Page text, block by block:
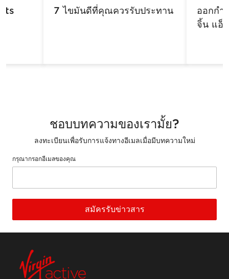
7 ไขมันดีที่คุณควรรับประทาน
ออกกำ
จิ้น แอ็
ชอบบทความของเรามั้ย?
ลงทะเบียนเพื่อรับการแจ้งทางอีเมลเมื่อมีบทความใหม่
กรุณากรอกอีเมลของคุณ
สมัครรับข่าวสาร